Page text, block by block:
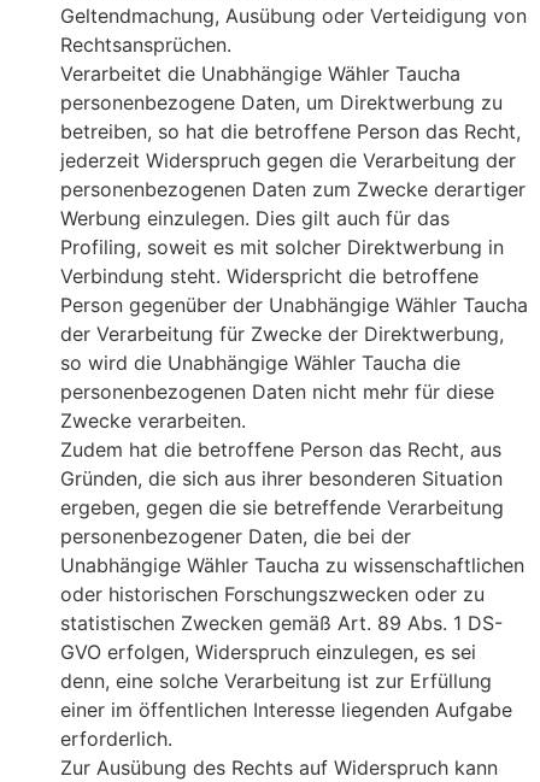
Geltendmachung, Ausübung oder Verteidigung von
Rechtsansprüchen.
Verarbeitet die Unabhängige Wähler Taucha
personenbezogene Daten, um Direktwerbung zu
betreiben, so hat die betroffene Person das Recht,
jederzeit Widerspruch gegen die Verarbeitung der
personenbezogenen Daten zum Zwecke derartiger
Werbung einzulegen. Dies gilt auch für das
Profiling, soweit es mit solcher Direktwerbung in
Verbindung steht. Widerspricht die betroffene
Person gegenüber der Unabhängige Wähler Taucha
der Verarbeitung für Zwecke der Direktwerbung,
so wird die Unabhängige Wähler Taucha die
personenbezogenen Daten nicht mehr für diese
Zwecke verarbeiten.
Zudem hat die betroffene Person das Recht, aus
Gründen, die sich aus ihrer besonderen Situation
ergeben, gegen die sie betreffende Verarbeitung
personenbezogener Daten, die bei der
Unabhängige Wähler Taucha zu wissenschaftlichen
oder historischen Forschungszwecken oder zu
statistischen Zwecken gemäß Art. 89 Abs. 1 DS-
GVO erfolgen, Widerspruch einzulegen, es sei
denn, eine solche Verarbeitung ist zur Erfüllung
einer im öffentlichen Interesse liegenden Aufgabe
erforderlich.
Zur Ausübung des Rechts auf Widerspruch kann